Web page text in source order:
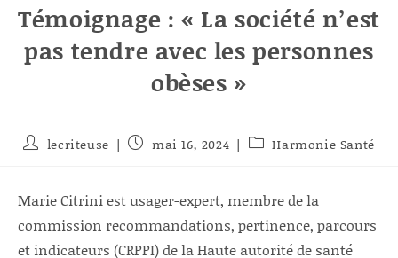
Témoignage : « La société n’est
pas tendre avec les personnes
obèses »
Auteur/autrice
publication :
lecriteuse
Publication
mai 16, 2024
PostHarmonie Santé
Marie Citrini est usager-expert, membre de la
commission recommandations, pertinence, parcours
et indicateurs (CRPPI) de la Haute autorité de santé